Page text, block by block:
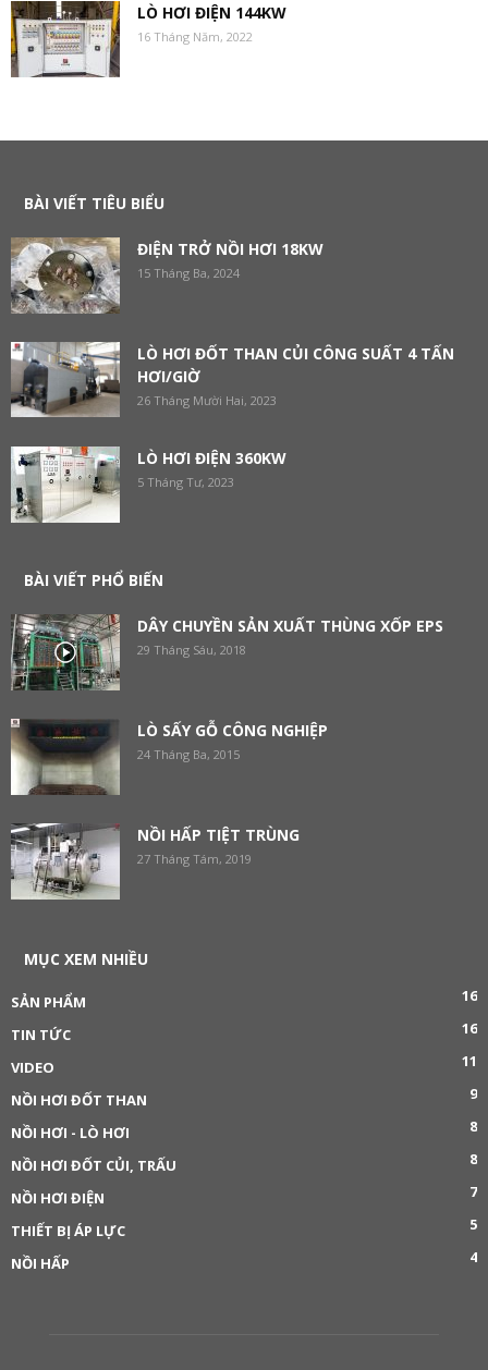
LÒ HƠI ĐIỆN 144KW
16 Tháng Năm, 2022
BÀI VIẾT TIÊU BIỂU
ĐIỆN TRỞ NỒI HƠI 18KW
15 Tháng Ba, 2024
LÒ HƠI ĐỐT THAN CỦI CÔNG SUẤT 4 TẤN
HƠI/GIỜ
26 Tháng Mười Hai, 2023
LÒ HƠI ĐIỆN 360KW
5 Tháng Tư, 2023
BÀI VIẾT PHỔ BIẾN
DÂY CHUYỀN SẢN XUẤT THÙNG XỐP EPS
29 Tháng Sáu, 2018
LÒ SẤY GỖ CÔNG NGHIỆP
24 Tháng Ba, 2015
NỒI HẤP TIỆT TRÙNG
27 Tháng Tám, 2019
MỤC XEM NHIỀU
SẢN PHẨM
16
TIN TỨC
16
VIDEO
11
NỒI HƠI ĐỐT THAN
9
NỒI HƠI - LÒ HƠI
8
NỒI HƠI ĐỐT CỦI, TRẤU
8
NỒI HƠI ĐIỆN
7
THIẾT BỊ ÁP LỰC
5
NỒI HẤP
4